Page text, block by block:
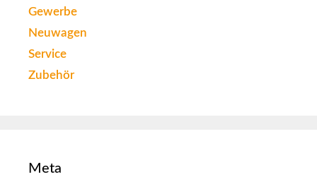
Gewerbe
Neuwagen
Service
Zubehör
Meta